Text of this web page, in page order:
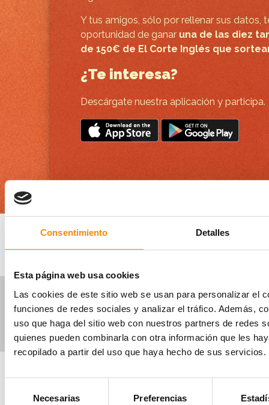
Consentimiento Detalles
Esta página web usa cookies
Las cookies de este sitio web se usan para personalizar el
funciones de redes sociales y analizar el tráfico. Además,
uso que haga del sitio web con nuestros partners de redes
quienes pueden combinarla con otra información que les
recopilado a partir del uso que haya hecho de sus servicios.
Necesarias Preferencias
Y tus amigos, sólo por rellenar sus datos,
oportunidad de ganar una de las diez
de 150€ de El Corte Inglés que
¿Te interesa?
Descárgate nuestra aplicación y participa.
Periodo de participación del 01/07/2026 al 31/12/2026,
efectivo. Los regalos obtenidos pueden tener la consideración
BASES LEGALES POLÍTICA DE COOKIES
POLÍTICA DE PRIVACIDAD